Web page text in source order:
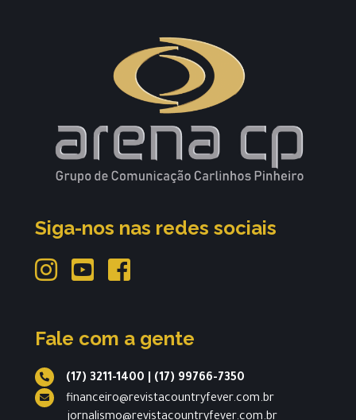
Siga-nos nas redes sociais
Fale com a gente
(17) 3211-1400
(17) 99766-7350
financeiro@revistacountryfever.com.br
jornalismo@revistacountryfever.com.br